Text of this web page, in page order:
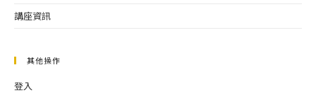
講座資訊
其他操作
登入